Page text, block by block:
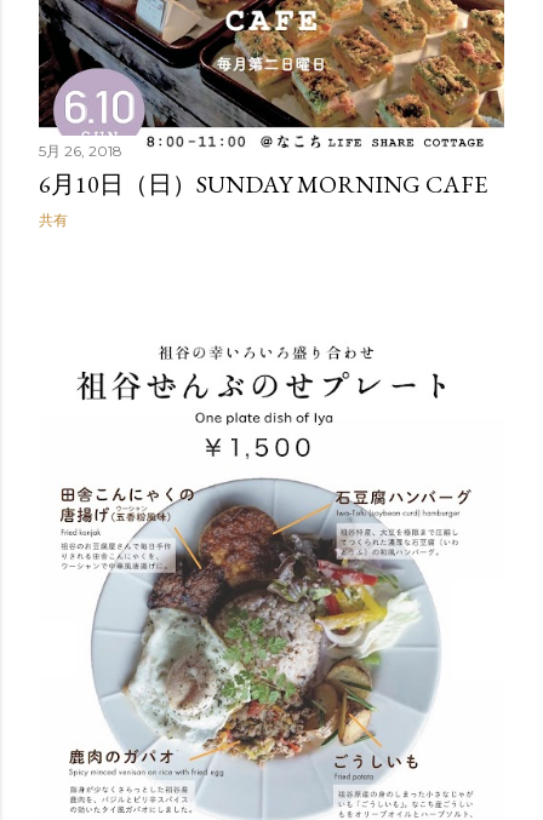
5月 26, 2018
6月10日（日）SUNDAY MORNING CAFE
共有